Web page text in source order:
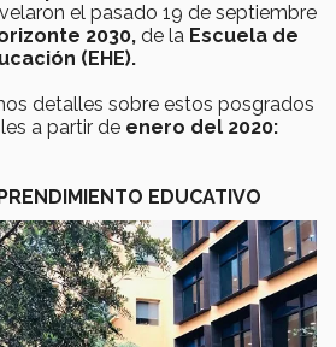
el pasado 19 de septiembre
2030, de la Escuela de
(EHE).
detalles sobre estos posgrados
a partir de enero del 2020:
EDUCATIVO